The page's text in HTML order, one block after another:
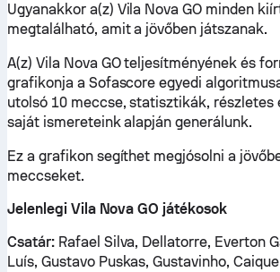
Ugyanakkor a(z) Vila Nova GO minden
megtalálható, amit a jövőben játszanak.
A(z) Vila Nova GO teljesítményének és
grafikonja a Sofascore egyedi
utolsó 10 meccse, statisztikák, részletes
saját ismereteink alapján generálunk.
Ez a grafikon segíthet megjósolni a
meccseket.
Jelenlegi Vila Nova GO játékosok
Csatár:Rafael Silva, Dellatorre, Everton
Luís, Gustavo Puskas, Gustavinho,